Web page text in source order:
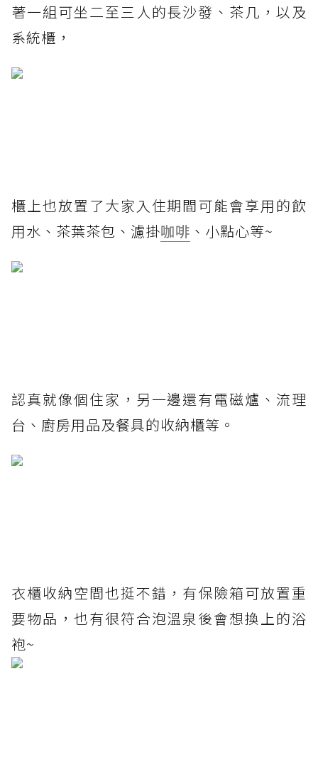
著一組可坐二至三人的長沙發、茶几，以及
系統櫃，
櫃上也放置了大家入住期間可能會享用的飲
用水、茶葉茶包、濾掛咖啡 、小點心等~
認真就像個住家，另一邊還有電磁爐、流理
台、廚房用品及餐具的收納櫃等。
衣櫃收納空間也挺不錯，有保險箱可放置重
要物品，也有很符合泡溫泉後會想換上的浴
袍~